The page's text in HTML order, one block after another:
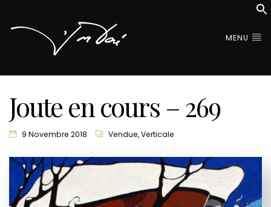
MENU
Joute en cours – 269
9 Novembre 2018 Vendue,Verticale